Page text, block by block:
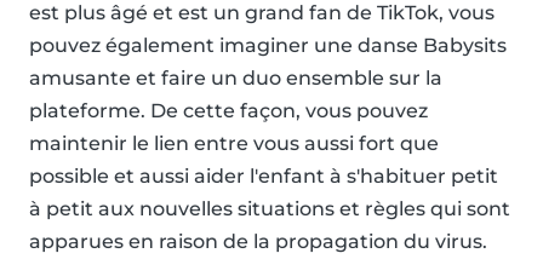
est plus âgé et est un grand fan de TikTok, vous
pouvez également imaginer une danse Babysits
amusante et faire un duo ensemble sur la
plateforme. De cette façon, vous pouvez
maintenir le lien entre vous aussi fort que
possible et aussi aider l'enfant à s'habituer petit
à petit aux nouvelles situations et règles qui sont
apparues en raison de la propagation du virus.